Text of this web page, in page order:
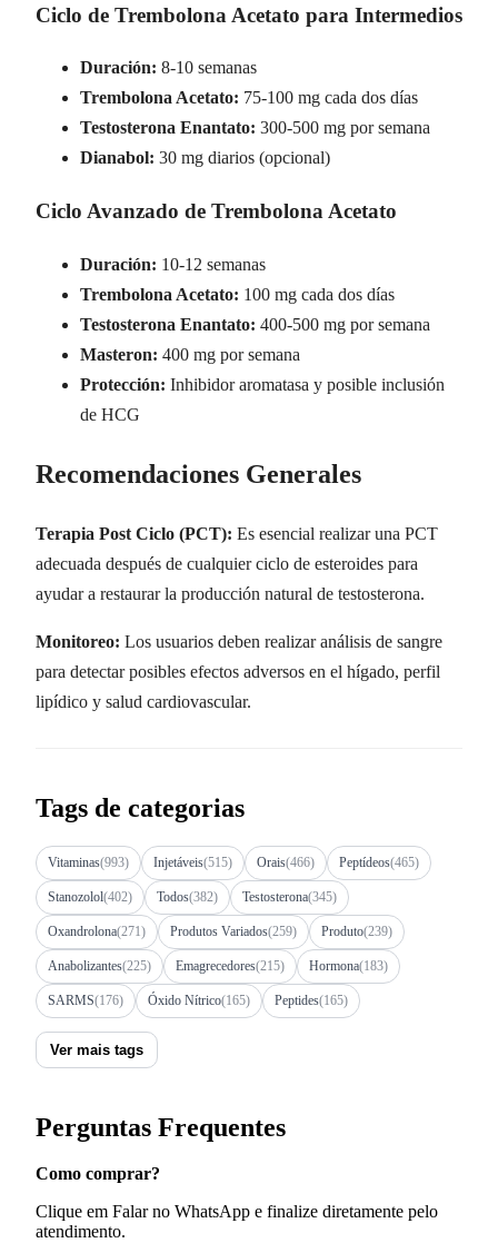
Ciclo de Trembolona Acetato para Intermedios
Duración: 8-10 semanas
Trembolona Acetato: 75-100 mg cada dos días
Testosterona Enantato: 300-500 mg por semana
Dianabol: 30 mg diarios (opcional)
Ciclo Avanzado de Trembolona Acetato
Duración: 10-12 semanas
Trembolona Acetato: 100 mg cada dos días
Testosterona Enantato: 400-500 mg por semana
Masteron: 400 mg por semana
Protección: Inhibidor aromatasa y posible inclusión
de HCG
Recomendaciones Generales
Terapia Post Ciclo (PCT): Es esencial realizar una PCT
adecuada después de cualquier ciclo de esteroides para
ayudar a restaurar la producción natural de testosterona.
Monitoreo: Los usuarios deben realizar análisis de sangre
para detectar posibles efectos adversos en el hígado, perfil
lipídico y salud cardiovascular.
Tags de categorias
Vitaminas(993) Injetáveis(515) Orais(466) Peptídeos(465)
Stanozolol(402) Todos(382) Testosterona(345)
Oxandrolona(271) Produtos Variados(259) Produto(239)
Anabolizantes(225) Emagrecedores(215) Hormona(183)
SARMS(176) Óxido Nítrico(165) Peptides(165)
Ver mais tags
Perguntas Frequentes
Como comprar?
Clique em Falar no WhatsApp e finalize diretamente pelo
atendimento.